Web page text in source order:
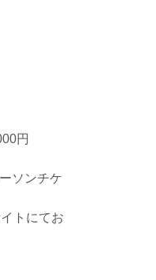
円
ソンチケ
トにてお